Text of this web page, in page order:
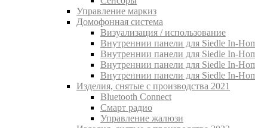
Управление маркиз
Домофонная система
Визуализация / использование
Внутреннии панели для Siedle In-
Внутреннии панели для Siedle In-
Внутреннии панели для Siedle In-
Внутреннии панели для Siedle In-
Изделия, снятые с производства 2021
Bluetooth Connect
Смарт радио
Управление жалюзи